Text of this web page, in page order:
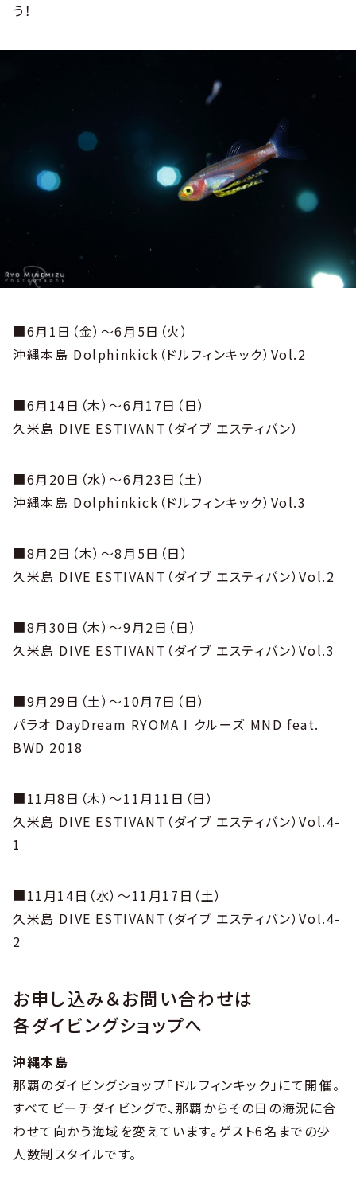
う！
■6月1日（金）～6月5日（火）
沖縄本島 Dolphinkick（ドルフィンキック）Vol.2
■6月14日（木）～6月17日（日）
久米島 DIVE ESTIVANT（ダイブ エスティバン）
■6月20日（水）～6月23日（土）
沖縄本島 Dolphinkick（ドルフィンキック）Vol.3
■8月2日（木）～8月5日（日）
久米島 DIVE ESTIVANT（ダイブ エスティバン）Vol.2
■8月30日（木）～9月2日（日）
久米島 DIVE ESTIVANT（ダイブ エスティバン）Vol.3
■9月29日（土）～10月7日（日）
パラオ DayDream RYOMA I クルーズ MND feat.
BWD 2018
■11月8日（木）～11月11日（日）
久米島 DIVE ESTIVANT（ダイブ エスティバン）Vol.4-
1
■11月14日（水）～11月17日（土）
久米島 DIVE ESTIVANT（ダイブ エスティバン）Vol.4-
2
お申し込み＆お問い合わせは
各ダイビングショップへ
沖縄本島
那覇のダイビングショップ「ドルフィンキック」にて開催。
すべてビーチダイビングで、那覇からその日の海況に合
わせて向かう海域を変えています。ゲスト6名までの少
人数制スタイルです。